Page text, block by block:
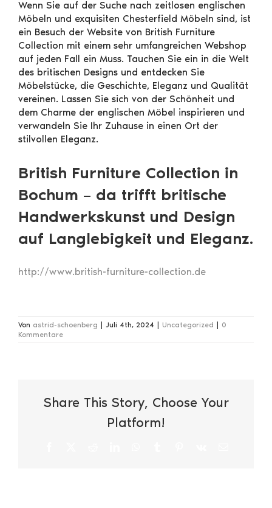
Wenn Sie auf der Suche nach zeitlosen englischen
Möbeln und exquisiten Chesterfield Möbeln sind, ist
ein Besuch der Website von British Furniture
Collection mit einem sehr umfangreichen Webshop
auf jeden Fall ein Muss. Tauchen Sie ein in die Welt
des britischen Designs und entdecken Sie
Möbelstücke, die Geschichte, Eleganz und Qualität
vereinen. Lassen Sie sich von der Schönheit und
dem Charme der englischen Möbel inspirieren und
verwandeln Sie Ihr Zuhause in einen Ort der
stilvollen Eleganz.
British Furniture Collection in
Bochum – da trifft britische
Handwerkskunst und Design
auf Langlebigkeit und Eleganz.
http://www.british-furniture-collection.de
Von astrid-schoenberg Juli 4th, 2024 Uncategorized
0
Kommentare
Share This Story, Choose Your
Platform!